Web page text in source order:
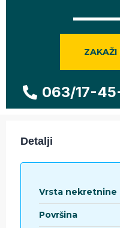
ZAKAŽI
063/17-
Detalji
Vrsta nekretnine
Površina